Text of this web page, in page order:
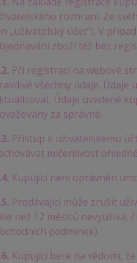
rozhraní. Ze
„uživatelský účet“). V
zboží též bez
Při registraci na webové
všechny údaje.
Údaje uvedené
za správné.
Přístup k uživatelskému
mlčenlivost
Kupující není oprávněn
Prodávající může zrušit
než 12 měsíců
podmínek).
Kupující bere na vědomí,